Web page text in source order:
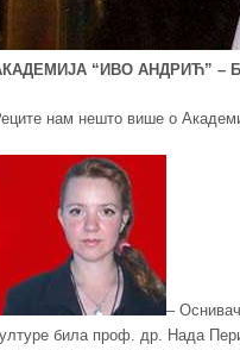
“ИВО АНДРИЋ” –
нам нешто више о
–
била проф. др. Нада